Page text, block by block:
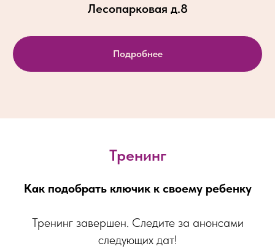
Лесопарковая д.8
Подробнее
Тренинг
Как подобрать ключик к своему ребенку
Тренинг завершен. Следите за анонсами
следующих дат!